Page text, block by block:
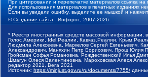
При цитировании и перепечатке материалов ссылка
Для использования материалов в печатных изданиях
Если вы увидели ошибку, выделите ее мышкой и
©Создание сайта - Инфорос, 2007-2026
* Реестр иностранных средств массовой информации,
Голос Америки, Idel.Реалии, Кавказ.Реалии,
Людмила Алексеевна, Маркелов Сергей Евгеньевич,
Александрович, Маняхин Петр Борисович, Ярош Юлия
Гройсман Софья Романовна, Рождественский Илья
Шмагун Олеся Валентиновна, Мароховская Алеся
редактор 2021, Вега 2021
Источник: https://minjust.gov.ru/ru/documents/7755/